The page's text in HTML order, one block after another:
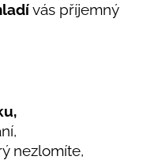
vás příjemný
nezlomíte,